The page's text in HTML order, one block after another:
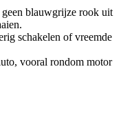
blauwgrijze rook uit
schakelen of vreemde
vooral rondom motor